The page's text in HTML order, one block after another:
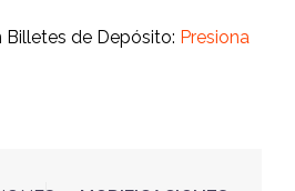
Billetes de Depósito: Presiona